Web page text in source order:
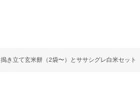
搗き立て玄米餅（2袋〜）とササシグレ白米セット